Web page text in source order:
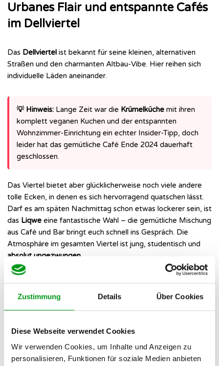
Zustimmung Details Über Cookies
Diese Webseite verwendet Cookies
Wir verwenden Cookies, um Inhalte und Anzeigen zu
personalisieren, Funktionen für soziale Medien anbieten
Urbanes Flair und entspannte Cafés
im Dellviertel
Das Dellviertel ist bekannt für seine kleinen, alternativen
Straßen und den charmanten Altbau-Vibe. Hier reihen sich
individuelle Läden aneinander.
💡 Hinweis: Lange Zeit war die Krümelküche mit ihren
komplett veganen Kuchen und der entspannten
Wohnzimmer-Einrichtung ein echter Insider-Tipp, doch
leider hat das gemütliche Café Ende 2024 dauerhaft
geschlossen.
Das Viertel bietet aber glücklicherweise noch viele andere
tolle Ecken, in denen es sich hervorragend quatschen lässt.
Darf es am späten Nachmittag schon etwas lockerer sein, ist
das Liqwe eine fantastische Wahl – die gemütliche Mischung
aus Café und Bar bringt euch schnell ins Gespräch. Die
Atmosphäre im gesamten Viertel ist jung, studentisch und
absolut ungezwungen
Maritimer Vibe und Restaurants am
Innenhafen
Darf es etwas schicker sein? DerDuisburger Innenhafen
Gastronomie-Szene. Ob auf einen schnellen Cappuccino am
Nachmittag oder einen Cocktail am frühen Abend – der